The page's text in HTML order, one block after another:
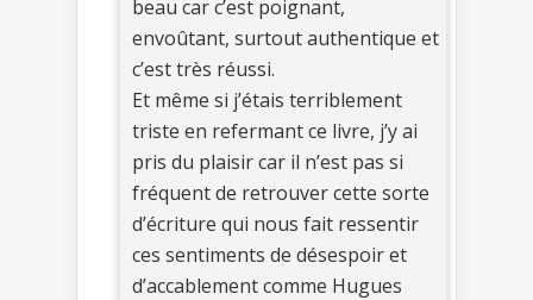
beau car c’est poignant,
envoûtant, surtout authentique et
c’est très réussi.
Et même si j’étais terriblement
triste en refermant ce livre, j’y ai
pris du plaisir car il n’est pas si
fréquent de retrouver cette sorte
d’écriture qui nous fait ressentir
ces sentiments de désespoir et
d’accablement comme Hugues